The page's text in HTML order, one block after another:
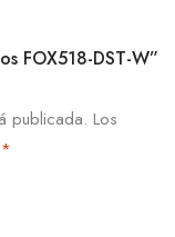
FOX518-DST-W”
publicada. Los
*